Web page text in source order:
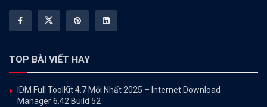
TOP BÀI VIẾT HAY
IDM Full ToolKit 4.7 Mới Nhất 2025 – Internet Download
Manager 6.42 Build 52